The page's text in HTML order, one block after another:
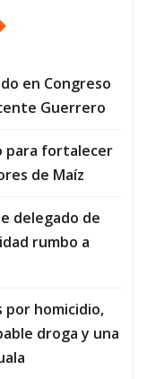
en Congreso
Guerrero
para fortalecer
de Maíz
delegado de
rumbo a
por homicidio,
droga y una